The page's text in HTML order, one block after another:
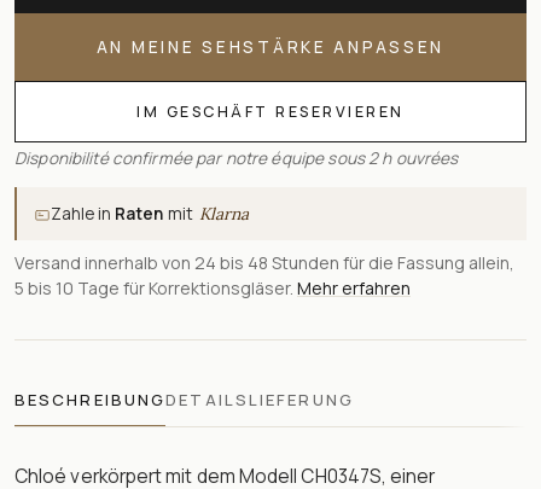
AN MEINE SEHSTÄRKE ANPASSEN
IM GESCHÄFT RESERVIEREN
Disponibilité confirmée par notre équipe sous 2 h ouvrées
Zahle in Raten mit Klarna
Versand innerhalb von 24 bis 48 Stunden für die Fassung allein,
5 bis 10 Tage für Korrektionsgläser. Mehr erfahren
BESCHREIBUNGDETAILSLIEFERUNG
Chloé verkörpert mit dem Modell CH0347S, einer